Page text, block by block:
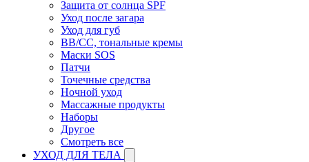
Защита от солнца SPF
Уход после загара
Уход для губ
BB/CC, тональные кремы
Маски SOS
Патчи
Точечные средства
Ночной уход
Массажные продукты
Наборы
Другое
Смотреть все
УХОД ДЛЯ ТЕЛА